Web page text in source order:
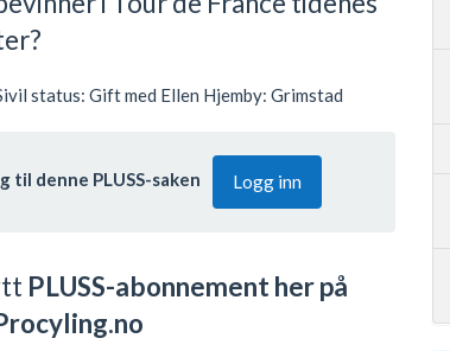
status: Gift med Ellen Hjemby: Grimstad
til denne PLUSS-saken Logg inn
PLUSS-abonnement her på